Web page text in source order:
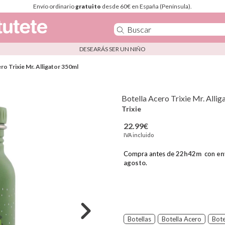
Envío ordinariogratuito desde 60€ en España (Península).
DESEARÁS SER UN NIÑO
Trixie Mr. Alligator 350ml
Botella Acero Trixie Mr.
Trixie
22.99€
IVA incluido
Compra antes de22h42m con
agosto.
Botellas Botella Acero